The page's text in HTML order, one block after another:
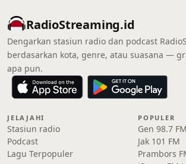
RadioStreaming.id
Dengarkan stasiun radio dan podcast
berdasarkan kota, genre, atau suasana —
apa pun.
JELAJAHI
Stasiun radio
Podcast
Lagu Terpopuler
POPULER
Gen 98.7 FM
Jak 101 FM
Prambors